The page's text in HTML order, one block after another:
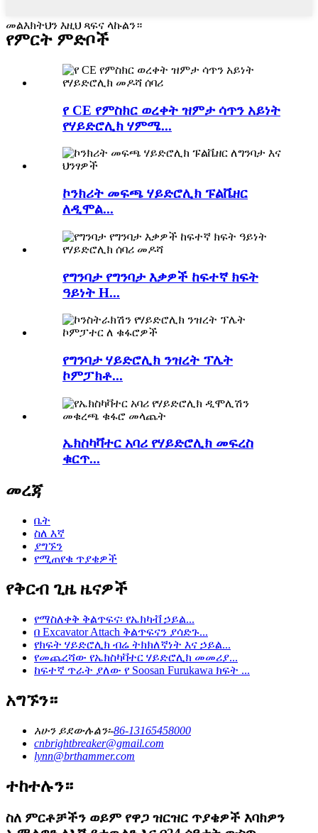
መልእክትህን እዚህ ጻፍና ላኩልን።
የምርት ምድቦች
የ CE የምስክር ወረቀት ዝምታ ሳጥን አይነት
የሃይድሮሊክ ሃምሜ...
ኮንክሪት መፍጫ ሃይድሮሊክ ፑልቬዘር
ለዲሞል...
የግንባታ የግንባታ እቃዎች ከፍተኛ ክፍት
ዓይነት H...
የግንባታ ሃይድሮሊክ ንዝረት ፕሌት
ኮምፓክቶ...
ኤክስካቫተር አባሪ የሃይድሮሊክ መፍረስ
ቁርጥ...
መረጃ
ቤት
ስለ እኛ
ያግኙን
የሚጠየቁ ጥያቄዎች
የቅርብ ጊዜ ዜናዎች
የማስለቀቅ ቅልጥፍና፡ የኤክካቭ ኃይል...
በ Excavator Attach ቅልጥፍናን ያሳድጉ...
የክፍት ሃይድሮሊክ ብሬ ትክክለኛነት እና ኃይል...
የመጨረሻው የኤክስካቫተር ሃይድሮሊክ መመሪያ...
ከፍተኛ ጥራት ያለው የ Soosan Furukawa ክፍት ...
አግኙን።
አሁን ይደውሉልን፡-86-13165458000
cnbrightbreaker@gmail.com
lynn@brthammer.com
ተከተሉን።
ስለ ምርቶቻችን ወይም የዋጋ ዝርዝር ጥያቄዎች እባክዎን